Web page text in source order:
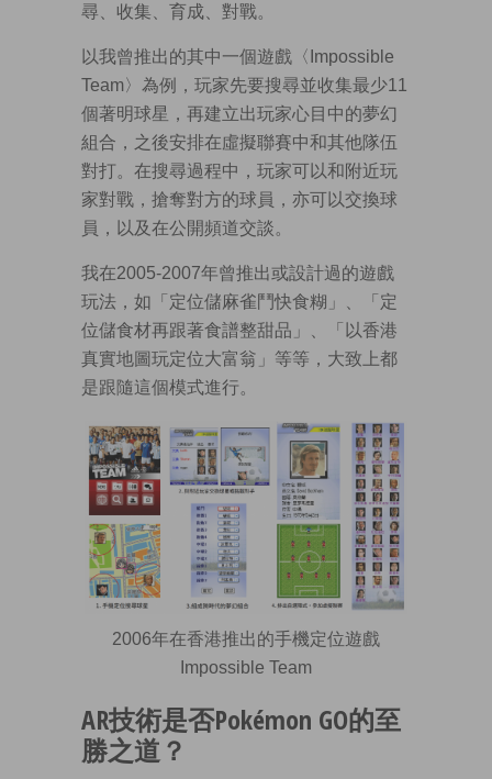
尋、收集、育成、對戰。
以我曾推出的其中一個遊戲〈Impossible
Team〉為例，玩家先要搜尋並收集最少11
個著明球星，再建立出玩家心目中的夢幻
組合，之後安排在虛擬聯賽中和其他隊伍
對打。在搜尋過程中，玩家可以和附近玩
家對戰，搶奪對方的球員，亦可以交換球
員，以及在公開頻道交談。
我在2005-2007年曾推出或設計過的遊戲
玩法，如「定位儲麻雀鬥快食糊」、「定
位儲食材再跟著食譜整甜品」、「以香港
真實地圖玩定位大富翁」等等，大致上都
是跟隨這個模式進行。
2006年在香港推出的手機定位遊戲
Impossible Team
AR技術是否Pokémon GO的至
勝之道？